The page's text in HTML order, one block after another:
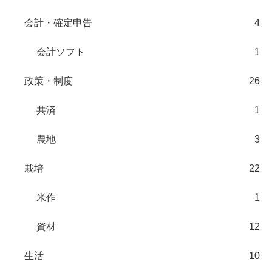
会計・確定申告 4
会計ソフト 1
政策・制度 26
共済 1
農地 3
栽培 22
米作 1
資材 12
生活 10